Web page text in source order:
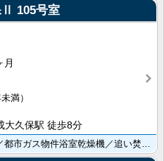
105号室
月
満）
大久保駅 徒歩8分